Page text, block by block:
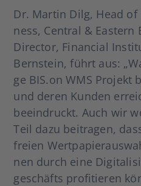
Dr. Mar­tin Dilg, Head
ness, Cen­tral & Eas­tern
Direc­tor, Finan­cial
Bern­stein, führt aus:
ge BIS.on WMS Pro­jekt
und deren Kun­den
beein­druckt. Auch wir
Teil dazu bei­tra­gen,
frei­en
nen durch eine
ge­schäfts pro­fi­tie­ren